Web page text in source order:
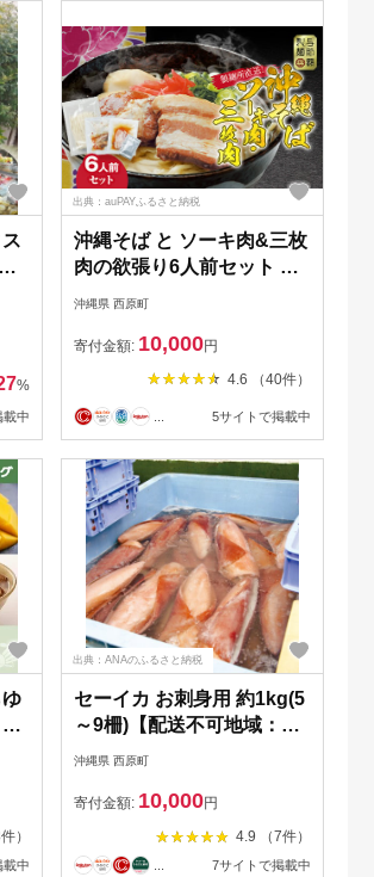
%
載中
出典：auPAYふるさと納税
沖縄そば と ソーキ肉&三枚
肉の欲張り6人前セット 本
格的な沖縄の味をご自宅で!
沖縄県 西原町
寄付金額: 10,000円
4.6 （40件）
5サイトで掲載中
）
載中
出典：ANAのふるさと納税
セーイカ お刺身用 約1kg(5
～9柵)【配送不可地域：離
島】
沖縄県 西原町
寄付金額: 10,000円
4.9 （7件）
7サイトで掲載中